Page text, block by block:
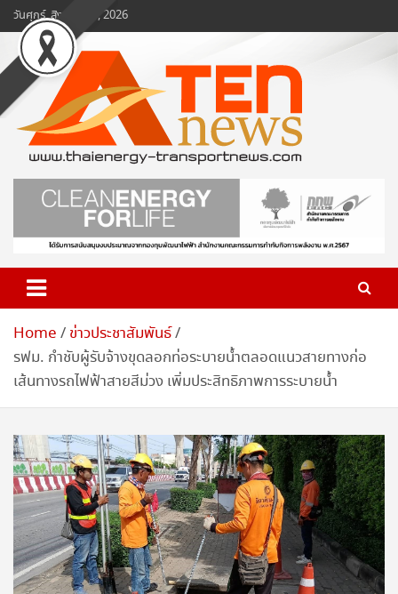
Skip
to
content
วันศุกร์, สิงหาคม 7, 2026
www.ten-news.com
ข่าวพลังงานและคมนาคม
Home
ข่าวประชาสัมพันธ์
รฟม. กำชับผู้รับจ้างขุดลอกท่อระบายน้ำตลอดแนวสายทางก่อ
เส้นทางรถไฟฟ้าสายสีม่วง เพิ่มประสิทธิภาพการระบายน้ำ